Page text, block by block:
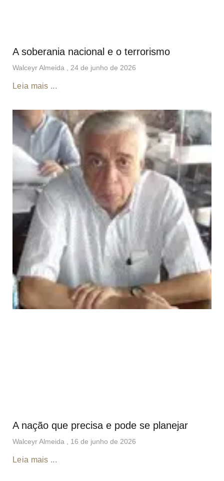
A soberania nacional e o terrorismo
Walceyr Almeida 24 de junho de 2026
Leia mais ...
A nação que precisa e pode se planejar
Walceyr Almeida 16 de junho de 2026
Leia mais ...